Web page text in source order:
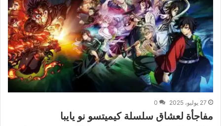
27 يوليو، 2025 0
مفاجأة لعشاق سلسلة كيميتسو نو يايبا